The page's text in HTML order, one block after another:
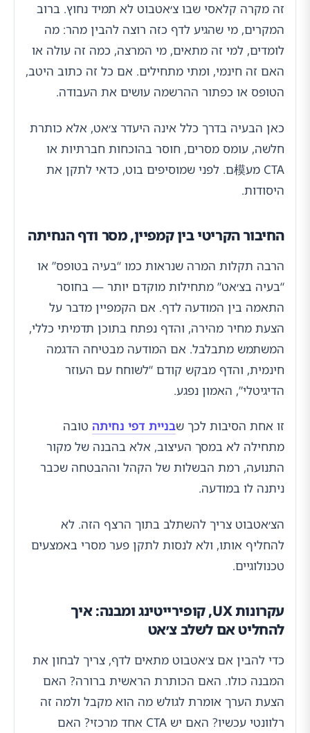
זה מקרה קלאסי שבו צ׳אטבוט לא תמיד נחוץ. ברוב
המקרים, מי שהגיע לדף כזה רוצה להבין מהר: מה
לומדים, למי זה מתאים, מי המרצה, כמה זה עולה או
האם זה חינמי, ומתי מתחילים. אם כל זה כתוב היטב,
הטופס או כפתור ההרשמה עושים את העבודה.
כאן הבעיה בדרך כלל אינה היעדר צ׳אט, אלא כותרת
חלשה, עומס מסרים, חוסר בהוכחות חברתיות או
CTA מע模ם. לפני שמוסיפים בוט, כדאי לתקן את
היסודות.
החיבור הקריטי בין קמפיין, מסר ודף הנחיתה
הרבה תקלות המרה שנראות כמו “בעיה בטופס” או
“בעיה בצ׳אט” מתחילות מוקדם יותר — בחוסר
התאמה בין המודעה לדף. אם הקמפיין מדבר על
הצעת מחיר מהירה, והדף נפתח בתוכן תדמיתי כללי,
המשתמש מתבלבל. אם המודעה מבטיחה הדגמה
חינמית, והדף מבקש קודם “לשוחח עם העוזר
הדיגיטלי”, האמון נפגע.
זו אחת הסיבות לכך שבניית דפי נחיתה טובה
מתחילה לא במסך העיצוב, אלא בהבנה של מקור
התנועה, רמת הבשלות של הקהל וההבטחה שכבר
ניתנה לו במודעה.
הצ׳אטבוט צריך להשתלב בתוך הרצף הזה. לא
להחליף אותו, ולא לנסות לתקן פער מסרי באמצעים
טכנולוגיים.
עקרונות UX, קופירייטינג ומבנה: איך
להחליט אם לשלב צ׳אט
כדי להבין אם צ׳אטבוט מתאים לדף, צריך לבחון את
המבנה כולו. האם הכותרת הראשית ברורה? האם
הצעת הערך אומרת לגולש מה הוא מקבל ולמה זה
רלוונטי עכשיו? האם יש CTA אחד מרכזי? האם